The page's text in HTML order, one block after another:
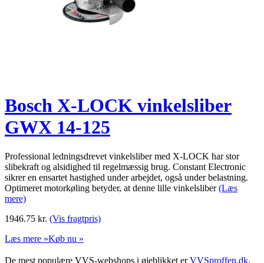
Bosch X-LOCK vinkelsliber
GWX 14-125
Professional ledningsdrevet vinkelsliber med X-LOCK har stor
slibekraft og alsidighed til regelmæssig brug. Constant Electronic
sikrer en ensartet hastighed under arbejdet, også under belastning.
Optimeret motorkøling betyder, at denne lille vinkelsliber(Læs
mere)
1946.75 kr. (Vis fragtpris)
Læs mere »Køb nu »
De mest populære VVS-webshops i øjeblikket erVVSproffen.dk,